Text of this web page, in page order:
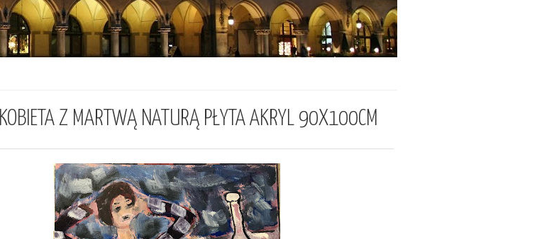
KOBIETA Z MARTWĄ NATURĄ PŁYTA AKRYL 90X100CM